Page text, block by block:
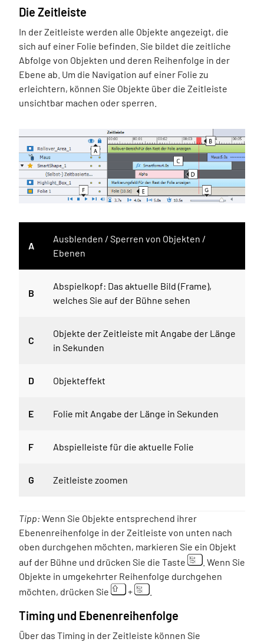
Die Zeitleiste
In der Zeitleiste werden alle Objekte angezeigt, die
sich auf einer Folie befinden. Sie bildet die zeitliche
Abfolge von Objekten und deren Reihenfolge in der
Ebene ab. Um die Navigation auf einer Folie zu
erleichtern, können Sie Objekte über die Zeitleiste
unsichtbar machen oder sperren.
A
Ausblenden / Sperren von Objekten /
Ebenen
B
Abspielkopf: Das aktuelle Bild (Frame),
welches Sie auf der Bühne sehen
C
Objekte der Zeitleiste mit Angabe der Länge
in Sekunden
D Objekteffekt
E Folie mit Angabe der Länge in Sekunden
F Abspielleiste für die aktuelle Folie
G Zeitleiste zoomen
Tipp: Wenn Sie Objekte entsprechend ihrer
Ebenenreihenfolge in der Zeitleiste von unten nach
oben durchgehen möchten, markieren Sie ein Objekt
auf der Bühne und drücken Sie die Taste
. Wenn Sie
Objekte in umgekehrter Reihenfolge durchgehen
möchten, drücken Sie
+
Timing und Ebenenreihenfolge
Über das Timing in der Zeitleiste können Sie